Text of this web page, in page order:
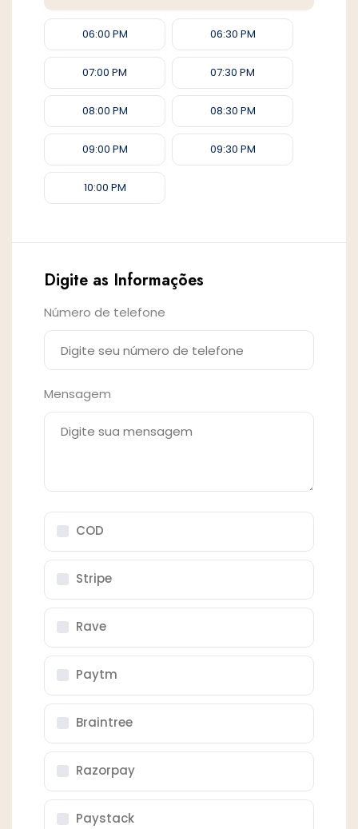
06:00 PM 06:30 PM
07:00 PM 07:30 PM
08:00 PM 08:30 PM
09:00 PM 09:30 PM
10:00 PM
Digite as Informações
Número de telefone
Mensagem
COD
Stripe
Rave
Paytm
Braintree
Razorpay
Paystack